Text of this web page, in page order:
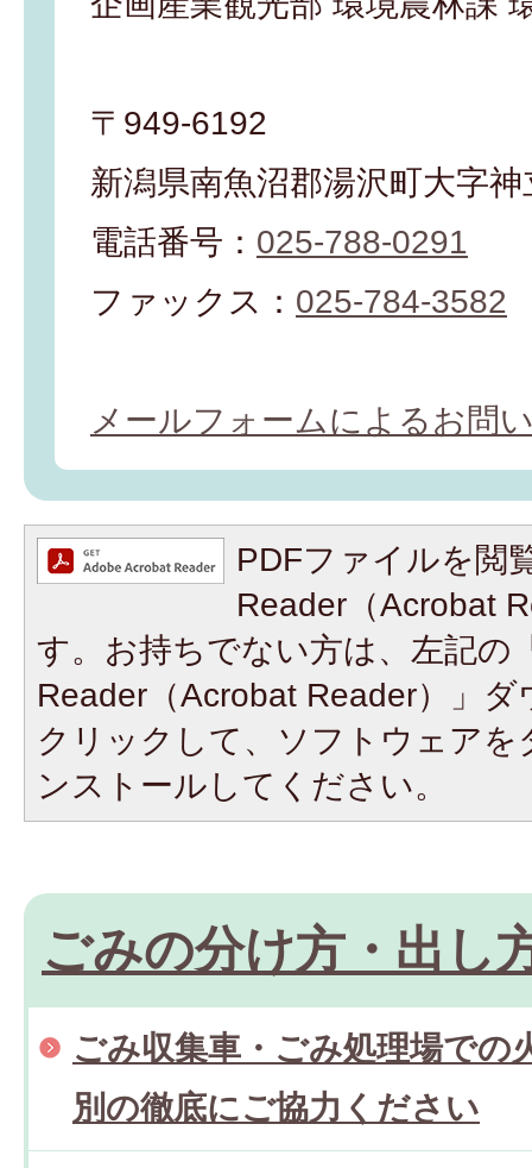
〒949-6192
新潟県南魚沼郡湯沢町大字
電話番号： 025-788-0291
ファックス： 025-784-3582
メールフォームによるお問
PDFファイルを閲
Reader（Acrobat
す。お持ちでない方は、左記の
Reader（Acrobat Reader）」
クリックして、ソフトウェア
ンストールしてください。
ごみの分け方・出し
ごみ収集車・ごみ処理場での
別の徹底にご協力ください